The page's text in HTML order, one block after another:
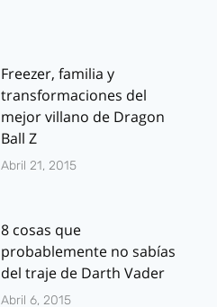
Freezer, familia y
transformaciones del
mejor villano de Dragon
Ball Z
Abril 21, 2015
8 cosas que
probablemente no sabías
del traje de Darth Vader
Abril 6, 2015